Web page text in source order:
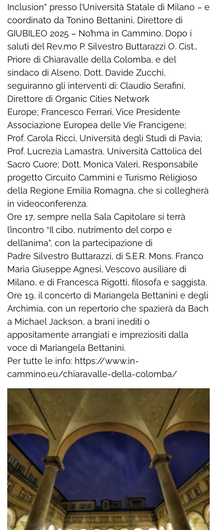
Inclusion” presso l’Università Statale di Milano – e
coordinato da Tonino Bettanini, Direttore di
GIUBILEO 2025 – No’hma in Cammino. Dopo i
saluti del Rev.mo P. Silvestro Buttarazzi O. Cist.,
Priore di Chiaravalle della Colomba, e del
sindaco di Alseno, Dott. Davide Zucchi,
seguiranno gli interventi di: Claudio Serafini,
Direttore di Organic Cities Network
Europe; Francesco Ferrari, Vice Presidente
Associazione Europea delle Vie Francigene;
Prof. Carola Ricci, Università degli Studi di Pavia;
Prof. Lucrezia Lamastra, Università Cattolica del
Sacro Cuore; Dott. Monica Valeri, Responsabile
progetto Circuito Cammini e Turismo Religioso
della Regione Emilia Romagna, che si collegherà
in videoconferenza.
Ore 17, sempre nella Sala Capitolare si terrà
l’incontro “Il cibo, nutrimento del corpo e
dell’anima”, con la partecipazione di
Padre Silvestro Buttarazzi, di S.E.R. Mons. Franco
Maria Giuseppe Agnesi, Vescovo ausiliare di
Milano, e di Francesca Rigotti, filosofa e saggista.
Ore 19, il concerto di Mariangela Bettanini e degli
Archimia, con un repertorio che spazierà da Bach
a Michael Jackson, a brani inediti o
appositamente arrangiati e impreziositi dalla
voce di Mariangela Bettanini.
Per tutte le info: https://www.in-
cammino.eu/chiaravalle-della-colomba/